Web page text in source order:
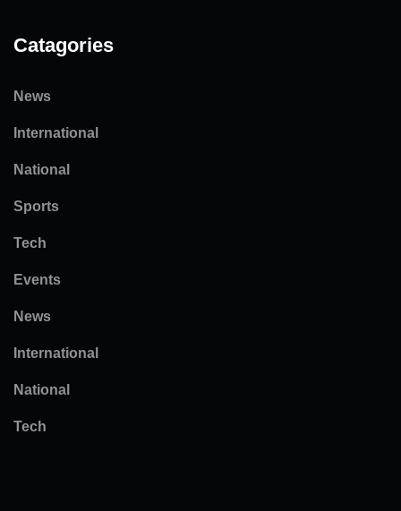
Catagories
News
International
National
Sports
Tech
Events
News
International
National
Tech